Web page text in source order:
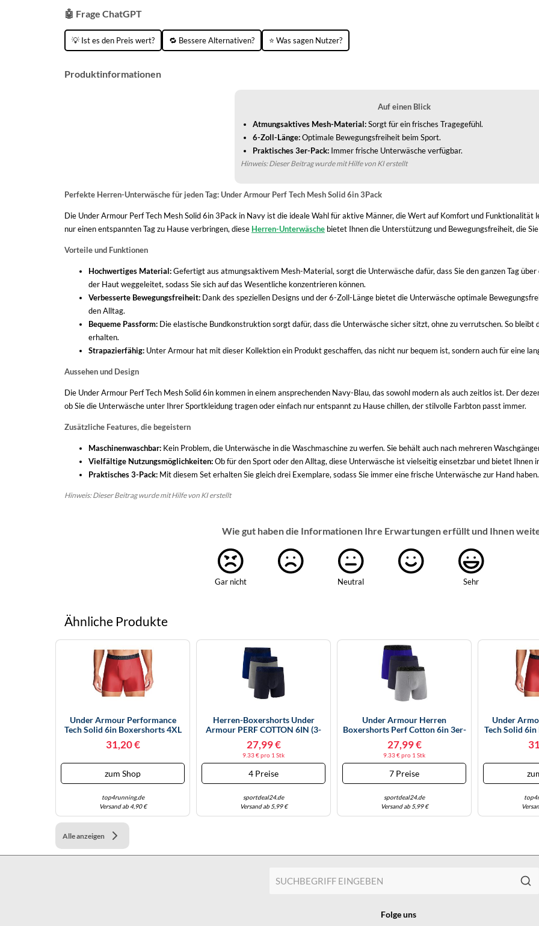
🤖 Frage ChatGPT
💡 Ist es den Preis wert? 🔁 Bessere Alternativen? ⭐ Was sagen Nutzer?
Produktinformationen
Auf einen Blick
Atmungsaktives Mesh-Material:Sorgt für ein frisches Tragegefühl.
6-Zoll-Länge:Optimale Bewegungsfreiheit beim Sport.
Praktisches 3er-Pack:Immer frische Unterwäsche verfügbar.
Hinweis: Dieser Beitrag wurde mit Hilfe von KI erstellt
Perfekte Herren-Unterwäsche für jeden Tag: Under Armour Perf Tech Mesh Solid 6in 3Pack
Die Under Armour Perf Tech Mesh Solid 6in 3Pack in Navy ist die ideale Wahl für aktive Männer, die Wert auf Komfort und Funktionalität
nur einen entspannten Tag zu Hause verbringen, diese Herren-Unterwäsche bietet Ihnen die Unterstützung und Bewegungsfreiheit, die
Vorteile und Funktionen
Hochwertiges Material:Gefertigt aus atmungsaktivem Mesh-Material, sorgt die Unterwäsche dafür, dass Sie den ganzen Tag
der Haut weggeleitet, sodass Sie sich auf das Wesentliche konzentrieren können.
Verbesserte Bewegungsfreiheit: Dank des speziellen Designs und der 6-Zoll-Länge bietet die Unterwäsche optimale
den Alltag.
Bequeme Passform: Die elastische Bundkonstruktion sorgt dafür, dass die Unterwäsche sicher sitzt, ohne zu verrutschen. So
erhalten.
Strapazierfähig: Unter Armour hat mit dieser Kollektion ein Produkt geschaffen, das nicht nur bequem ist, sondern auch für eine
Aussehen und Design
Die Under Armour Perf Tech Mesh Solid 6in kommen in einem ansprechenden Navy-Blau, das sowohl modern als auch zeitlos ist. Der
ob Sie die Unterwäsche unter Ihrer Sportkleidung tragen oder einfach nur entspannt zu Hause chillen, der stilvolle Farbton passt immer.
Zusätzliche Features, die begeistern
Maschinenwaschbar: Kein Problem, die Unterwäsche in die Waschmaschine zu werfen. Sie behält auch nach mehreren
Vielfältige Nutzungsmöglichkeiten:Ob für den Sport oder den Alltag, diese Unterwäsche ist vielseitig einsetzbar und bietet Ihnen
Praktisches 3-Pack: Mit diesem Set erhalten Sie gleich drei Exemplare, sodass Sie immer eine frische Unterwäsche zur Hand
Hinweis: Dieser Beitrag wurde mit Hilfe von KI erstellt
Wie gut haben die Informationen Ihre Erwartungen erfüllt und Ihnen
Gar nicht Neutral Sehr
Ähnliche Produkte
Under Armour Performance
Tech Solid 6in Boxershorts 4XL
Rot
31,20 €
zum Shop
top4running.de
Versand ab 4,90 €
Herren-Boxershorts Under
Armour PERF COTTON 6IN (3-
PACK) Blau 1383889-410 - XS
27,99 €
9.33 € pro 1 Stk
4 Preise
sportdeal24.de
Versand ab 5,99 €
Under Armour Herren
Boxershorts Perf Cotton 6in 3er-
Pack Navy XL
27,99 €
9.33 € pro 1 Stk
7 Preise
sportdeal24.de
Versand ab 5,99 €
Under
Tech Solid
Alle anzeigen
Folge uns